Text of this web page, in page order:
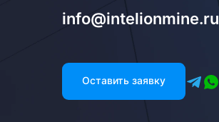
info@intelionmine.ru
Оставить заявку